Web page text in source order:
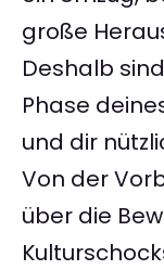
große
Deshalb
Phase
und dir
Von der
über die